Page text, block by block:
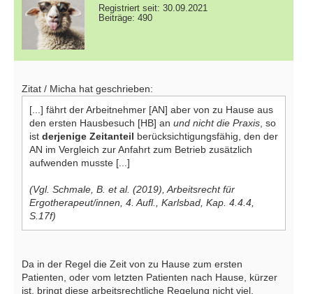
Registriert seit: 30.09.2021
Beiträge: 490
Zitat / Micha hat geschrieben:
[...] fährt der Arbeitnehmer [AN] aber von zu Hause aus
den ersten Hausbesuch [HB] an und nicht die Praxis, so
ist derjenige Zeitanteil berücksichtigungsfähig, den der
AN im Vergleich zur Anfahrt zum Betrieb zusätzlich
aufwenden musste [...]
(Vgl. Schmale, B. et al. (2019), Arbeitsrecht für
Ergotherapeut/innen, 4. Aufl., Karlsbad, Kap. 4.4.4,
S.17f)
Da in der Regel die Zeit von zu Hause zum ersten
Patienten, oder vom letzten Patienten nach Hause, kürzer
ist, bringt diese arbeitsrechtliche Regelung nicht viel,